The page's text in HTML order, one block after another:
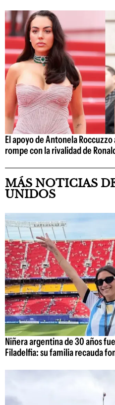
El apoyo de Antonela
rompe con la rivalidad de
MÁS NOTICIAS
UNIDOS
Niñera argentina de 30 años
Filadelfia: su familia recauda